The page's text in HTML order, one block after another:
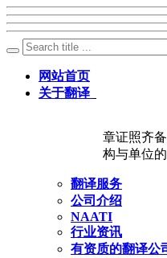
网站首页
关于翻译
章证照齐
构与单位
翻译服务
公司介绍
NAATI
行业资讯
有资质的翻译公